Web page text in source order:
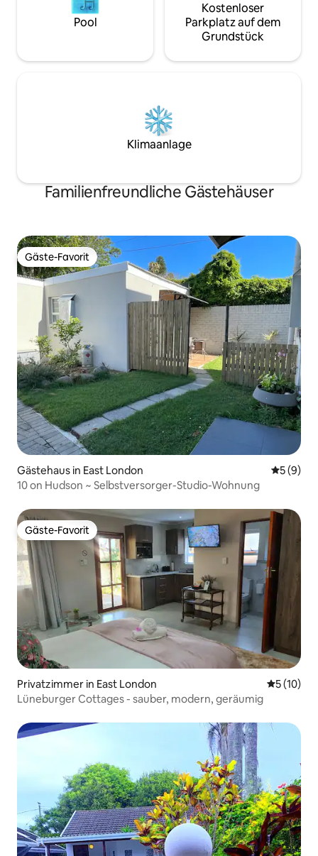
Pool
Kostenloser
Parkplatz auf dem
Grundstück
Klimaanlage
Familienfreundliche Gästehäuser
Gäste-Favorit
Gäste-Favorit
Gästehaus in East London
5 (9)
10 on Hudson ~ Selbstversorger-Studio-Wohnung
Gäste-Favorit
Gäste-Favorit
Privatzimmer in East London
5 (10)
Lüneburger Cottages - sauber, modern, geräumig